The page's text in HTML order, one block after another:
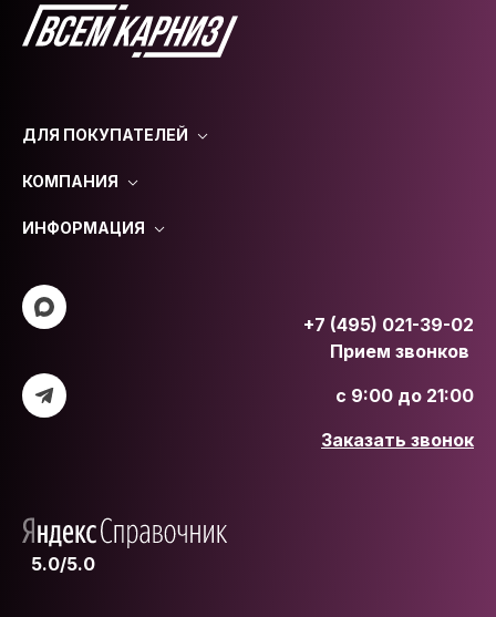
ДЛЯ ПОКУПАТЕЛЕЙ
КОМПАНИЯ
ИНФОРМАЦИЯ
+7 (495) 021-39-02
Прием звонков
с 9:00 до 21:00
Заказать звонок
5.0/5.0